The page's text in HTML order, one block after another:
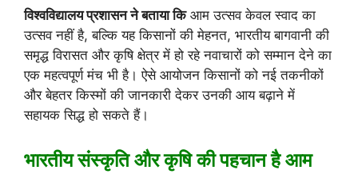
विश्वविद्यालय प्रशासन ने बताया किआम उत्सव केवल स्वाद का
उत्सव नहीं है, बल्कि यह किसानों की मेहनत, भारतीय बागवानी की
समृद्ध विरासत और कृषि क्षेत्र में हो रहे नवाचारों को सम्मान देने का
एक महत्वपूर्ण मंच भी है। ऐसे आयोजन किसानों को नई तकनीकों
और बेहतर किस्मों की जानकारी देकर उनकी आय बढ़ाने में
सहायक सिद्ध हो सकते हैं।
भारतीय संस्कृति और कृषि की पहचान है आम